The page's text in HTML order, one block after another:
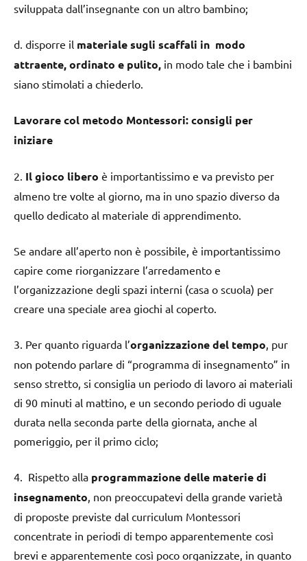
sviluppata dall’insegnante con un altro bambino;
d. disporre il materiale sugli scaffali in modo
attraente, ordinato e pulito, in modo tale che i bambini
siano stimolati a chiederlo.
Lavorare col metodo Montessori: consigli per
iniziare
2. Il gioco libero è importantissimo e va previsto per
almeno tre volte al giorno, ma in uno spazio diverso da
quello dedicato al materiale di apprendimento.
Se andare all’aperto non è possibile, è importantissimo
capire come riorganizzare l’arredamento e
l’organizzazione degli spazi interni (casa o scuola) per
creare una speciale area giochi al coperto.
3. Per quanto riguarda l’organizzazione del tempo , pur
non potendo parlare di “programma di insegnamento” in
senso stretto, si consiglia un periodo di lavoro ai materiali
di 90 minuti al mattino, e un secondo periodo di uguale
durata nella seconda parte della giornata, anche al
pomeriggio, per il primo ciclo;
4. Rispetto alla programmazione delle materie di
insegnamento , non preoccupatevi della grande varietà
di proposte previste dal curriculum Montessori
concentrate in periodi di tempo apparentemente così
brevi e apparentemente così poco organizzate, in quanto